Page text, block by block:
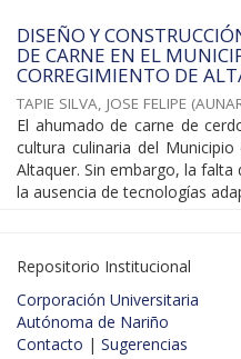
DISEÑO Y
DE CARNE EN EL
CORREGIMIENTO DE
TAPIE SILVA, JOSE FELIPE (
El ahumado de carne de
cultura culinaria del
Altaquer. Sin embargo, la
la ausencia de tecnologías
Repositorio Institucional
Corporación Universitaria
Autónoma de Nariño
Contacto | Sugerencias